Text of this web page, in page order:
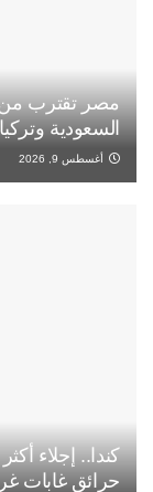
مصر تقترب من
السعودية
أغسطس 9, 2026
حرائق غابات